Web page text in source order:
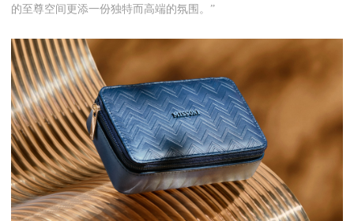
的至尊空间更添一份独特而高端的氛围。”